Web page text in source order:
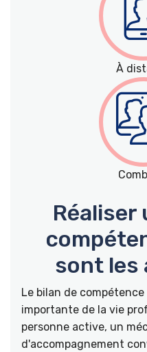
À
Réaliser
sont les
Le bilan de
importante de la vie
personne active, un
d'accompagnement